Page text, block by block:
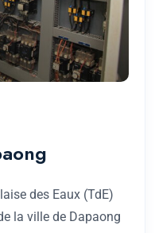
des Eaux (TdE)
la ville de Dapaong